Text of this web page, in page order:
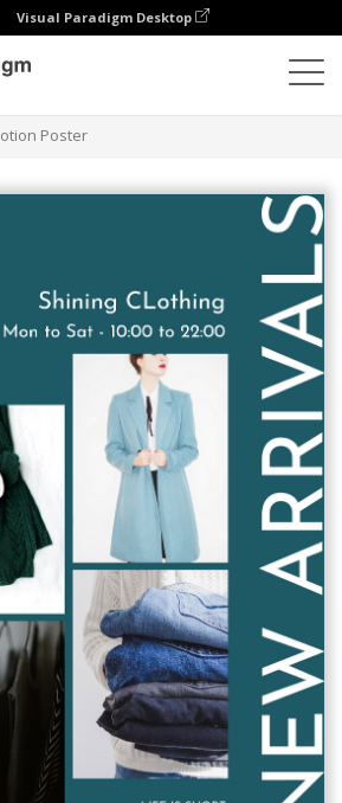
Visual Paradigm Desktop
Poster